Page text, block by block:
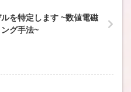
を特定します ~数値電磁
グ手法~